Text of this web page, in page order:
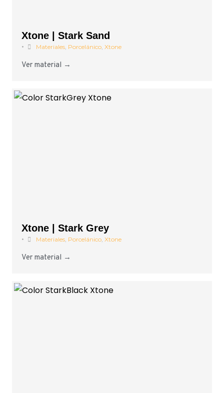
Xtone | Stark Sand
• Materiales, Porcelánico, Xtone
Ver material →
Xtone | Stark Grey
• Materiales, Porcelánico, Xtone
Ver material →